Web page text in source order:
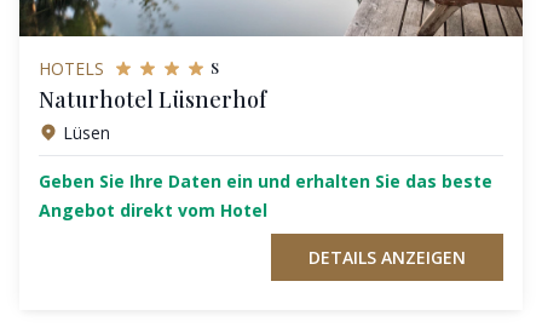
HOTELS s
Naturhotel Lüsnerhof
Lüsen
Geben Sie Ihre Daten ein und erhalten Sie das beste
Angebot direkt vom Hotel
DETAILS ANZEIGEN